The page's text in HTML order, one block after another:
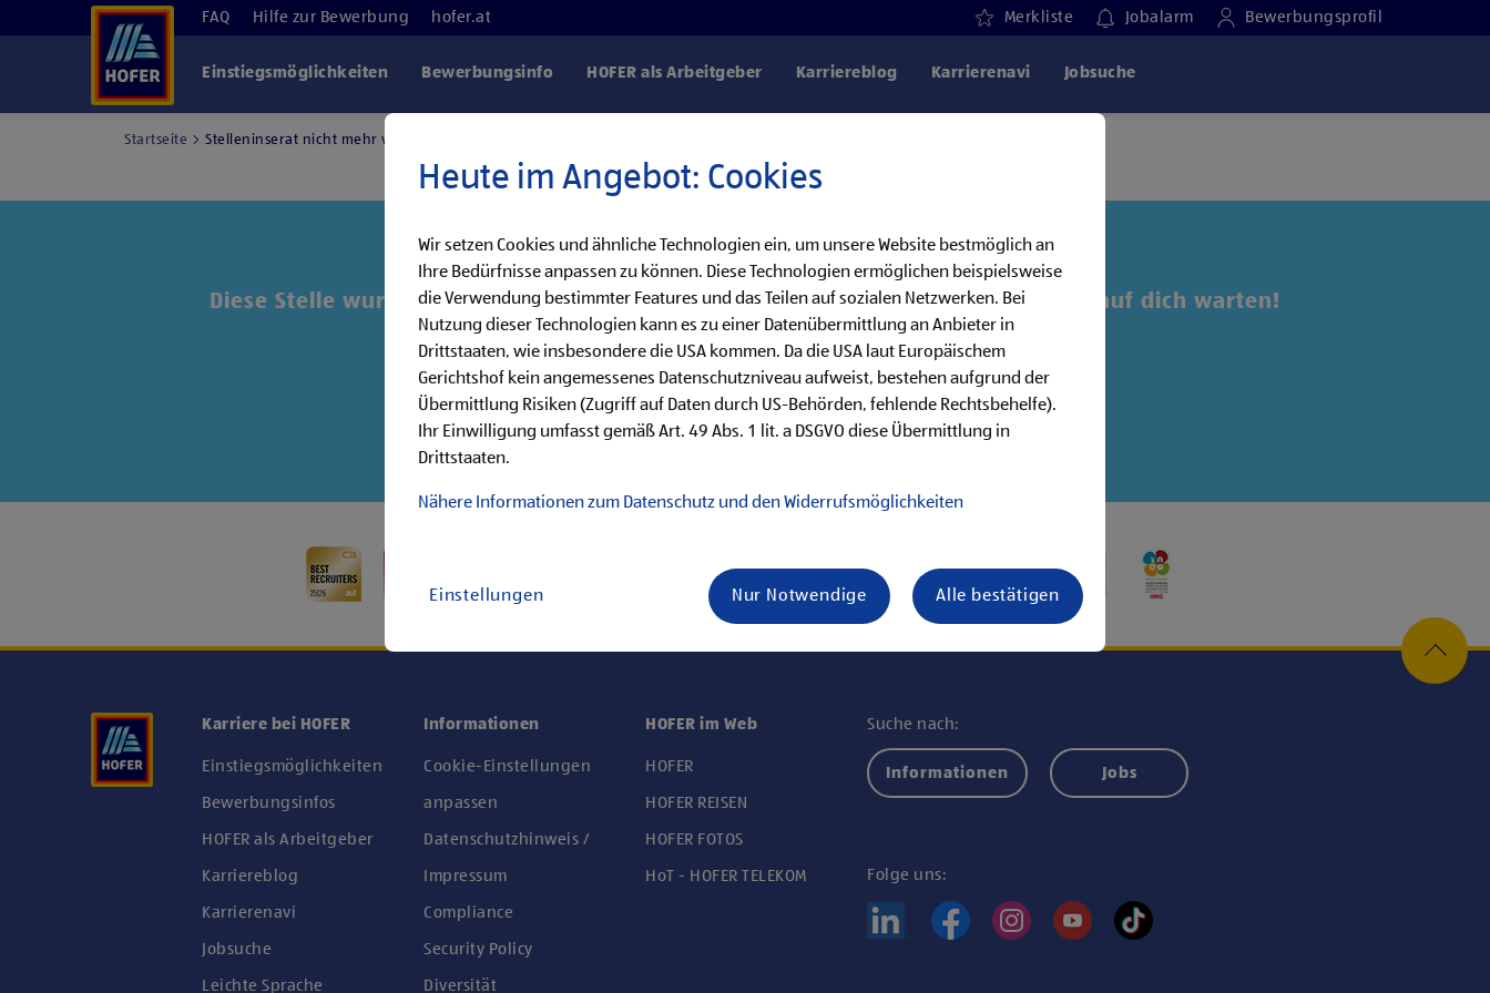
FAQ Hilfe zur Bewerbung hofer.at Merkliste Jobalarm Bewerbungsprofil
Einstiegsmöglichkeiten Bewerbungsinfo HOFER als Arbeitgeber Karriereblog Karrierenavi Jobsuche
Startseite Stelleninserat nicht mehr verfügbar
Diese Stelle wurde leider bereits besetzt, aber wir haben noch weitere Jobs, die auf dich warten!
Danke für dein Interesse!
Entdecke unsere offenen Jobs oder abonniere deinen persönlichen Jobalarm:
Jobsuche Jobalarm
Karriere bei HOFER
Einstiegsmöglichkeiten
Bewerbungsinfos
HOFER als Arbeitgeber
Karriereblog
Karrierenavi
Jobsuche
Leichte Sprache
Informationen
Cookie-Einstellungen
anpassen
Datenschutzhinweis /
Impressum
Compliance
Security Policy
Diversität
HOFER im Web
HOFER
HOFER REISEN
HOFER FOTOS
HoT - HOFER TELEKOM
Suche nach:
Informationen Jobs
Folge uns:
Heute im Angebot: Cookies
Wir setzen Cookies und ähnliche Technologien ein, um unsere Website bestmöglich an
Ihre Bedürfnisse anpassen zu können. Diese Technologien ermöglichen beispielsweise
die Verwendung bestimmter Features und das Teilen auf sozialen Netzwerken. Bei
Nutzung dieser Technologien kann es zu einer Datenübermittlung an Anbieter in
Drittstaaten, wie insbesondere die USA kommen. Da die USA laut Europäischem
Gerichtshof kein angemessenes Datenschutzniveau aufweist, bestehen aufgrund der
Übermittlung Risiken (Zugriff auf Daten durch US-Behörden, fehlende Rechtsbehelfe).
Ihr Einwilligung umfasst gemäß Art. 49 Abs. 1 lit. a DSGVO diese Übermittlung in
Drittstaaten.
Nähere Informationen zum Datenschutz und den Widerrufsmöglichkeiten
Einstellungen Nur Notwendige Alle bestätigen